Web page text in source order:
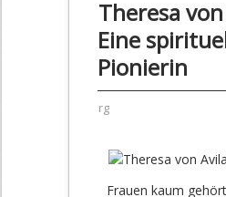
Theresa
Eine
Pionierin
rg
Frauen kaum